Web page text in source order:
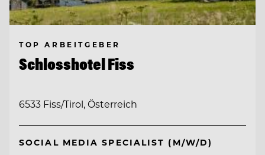
TOP ARBEITGEBER
Schlosshotel Fiss
6533 Fiss/Tirol, Österreich
SOCIAL MEDIA SPECIALIST (M/W/D)